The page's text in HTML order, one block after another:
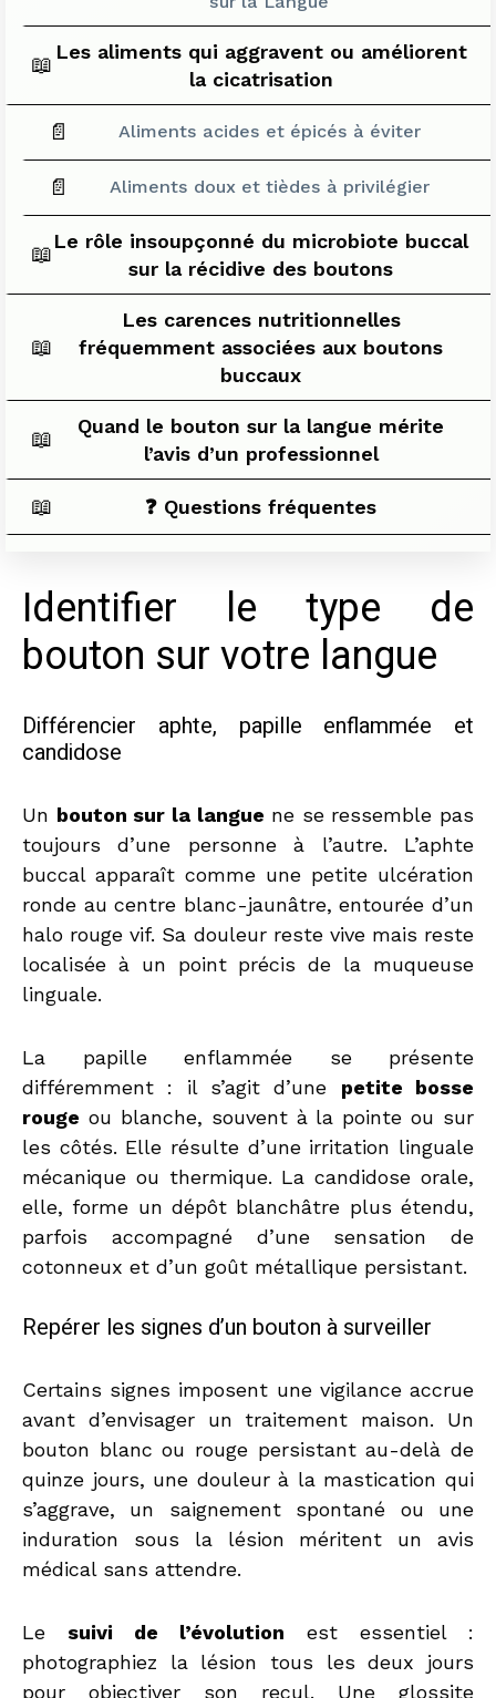
📖
Les aliments qui aggravent ou améliorent
la cicatrisation
📄 Aliments acides et épicés à éviter
📄 Aliments doux et tièdes à privilégier
📖
Le rôle insoupçonné du microbiote buccal
sur la récidive des boutons
📖
Les carences nutritionnelles
fréquemment associées aux boutons
buccaux
📖
Quand le bouton sur la langue mérite
l’avis d’un professionnel
📖 ❓ Questions fréquentes
Identifier le type de
bouton sur votre langue
Différencier aphte, papille enflammée et
candidose
Un bouton sur la langue ne se ressemble pas
toujours d’une personne à l’autre. L’aphte
buccal apparaît comme une petite ulcération
ronde au centre blanc-jaunâtre, entourée d’un
halo rouge vif. Sa douleur reste vive mais reste
localisée à un point précis de la muqueuse
linguale.
La papille enflammée se présente
différemment : il s’agit d’une petite bosse
rouge ou blanche, souvent à la pointe ou sur
les côtés. Elle résulte d’une irritation linguale
mécanique ou thermique. La candidose orale,
elle, forme un dépôt blanchâtre plus étendu,
parfois accompagné d’une sensation de
cotonneux et d’un goût métallique persistant.
Repérer les signes d’un bouton à surveiller
Certains signes imposent une vigilance accrue
avant d’envisager un traitement maison. Un
bouton blanc ou rouge persistant au-delà de
quinze jours, une douleur à la mastication qui
s’aggrave, un saignement spontané ou une
induration sous la lésion méritent un avis
médical sans attendre.
Le suivi de l’évolution est essentiel :
photographiez la lésion tous les deux jours
pour objectiver son recul. Une glossite